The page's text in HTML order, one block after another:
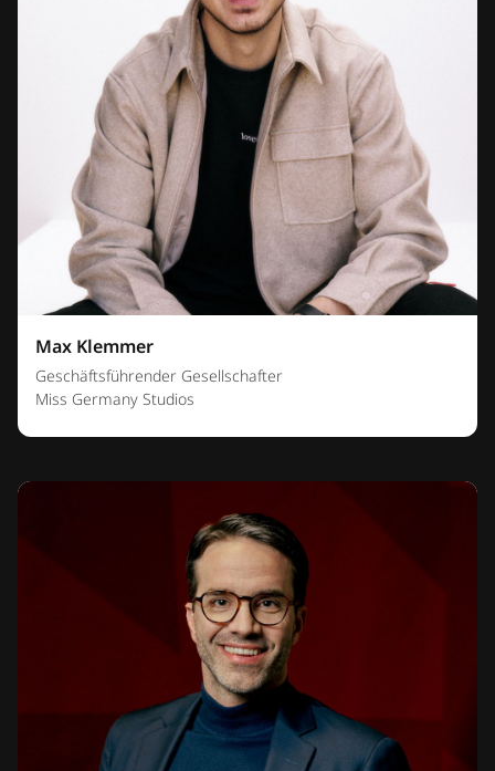
Max Klemmer
Geschäftsführender Gesellschafter
Miss Germany Studios